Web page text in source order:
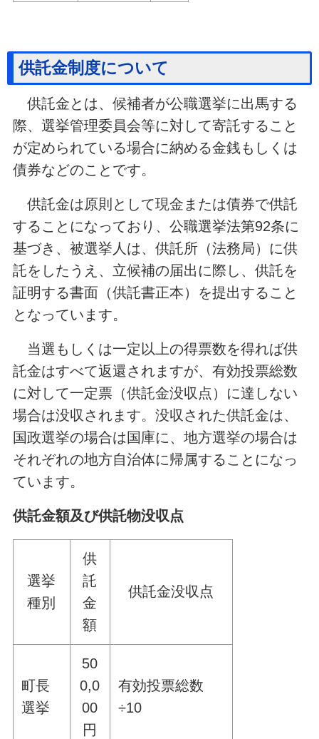
供託金制度について
供託金とは、候補者が公職選挙に出馬する
際、選挙管理委員会等に対して寄託すること
が定められている場合に納める金銭もしくは
債券などのことです。
供託金は原則として現金または債券で供託
することになっており、公職選挙法第92条に
基づき、被選挙人は、供託所（法務局）に供
託をしたうえ、立候補の届出に際し、供託を
証明する書面（供託書正本）を提出すること
となっています。
当選もしくは一定以上の得票数を得れば供
託金はすべて返還されますが、有効投票総数
に対して一定票（供託金没収点）に達しない
場合は没収されます。没収された供託金は、
国政選挙の場合は国庫に、地方選挙の場合は
それぞれの地方自治体に帰属することになっ
ています。
供託金額及び供託物没収点
選挙
種別
供
託
金
額
供託金没収点
町長
選挙
50
0,0
00
円
有効投票総数
÷10